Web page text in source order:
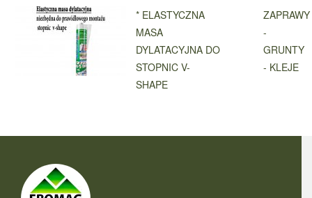
* ELASTYCZNA
MASA
DYLATACYJNA DO
STOPNIC V-
SHAPE
ZAPRAWY
-
GRUNTY
- KLEJE